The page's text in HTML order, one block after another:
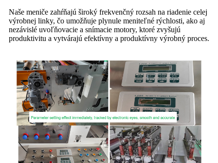
Naše meniče zahŕňajú široký frekvenčný rozsah na riadenie celej
výrobnej linky, čo umožňuje plynule meniteľné rýchlosti, ako aj
nezávislé uvoľňovacie a snímacie motory, ktoré zvyšujú
produktivitu a vytvárajú efektívny a produktívny výrobný proces.